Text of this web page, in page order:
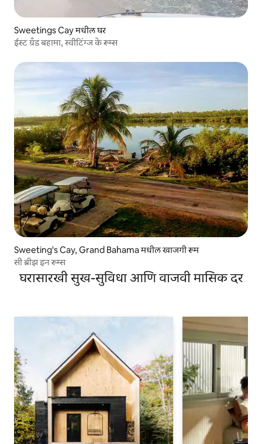
Sweetings Cay मधील घर
ईस्ट ग्रँड बहामा, स्वीटिंग्ज के रूम्स
Sweeting's Cay, Grand Bahama मधील खाजगी रूम
सी ब्रीझ इन रूम्स
घरासारखी सुख-सुविधा आणि वाजवी मासिक दर